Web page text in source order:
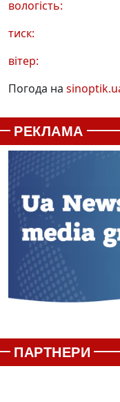
вологість:
тиск:
вітер:
Погода на
РЕКЛАМА
ПАРТНЕРИ